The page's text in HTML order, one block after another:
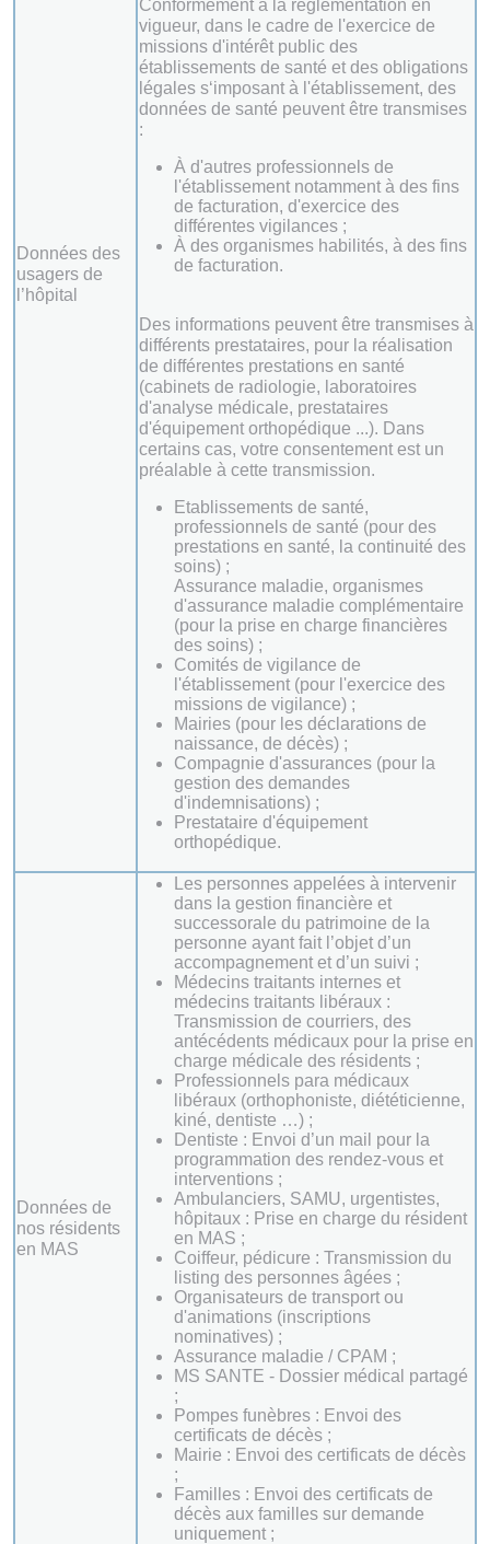
Données des
usagers de
l’hôpital
Conformément à la réglementation en
vigueur, dans le cadre de l'exercice de
missions d'intérêt public des
établissements de santé et des obligations
légales s‘imposant à l'établissement, des
données de santé peuvent être transmises
:
À d'autres professionnels de
l'établissement notamment à des fins
de facturation, d'exercice des
différentes vigilances ;
À des organismes habilités, à des fins
de facturation.
Des informations peuvent être transmises à
différents prestataires, pour la réalisation
de différentes prestations en santé
(cabinets de radiologie, laboratoires
d'analyse médicale, prestataires
d'équipement orthopédique ...). Dans
certains cas, votre consentement est un
préalable à cette transmission.
Etablissements de santé,
professionnels de santé (pour des
prestations en santé, la continuité des
soins) ;
Assurance maladie, organismes
d'assurance maladie complémentaire
(pour la prise en charge financières
des soins) ;
Comités de vigilance de
l'établissement (pour l'exercice des
missions de vigilance) ;
Mairies (pour les déclarations de
naissance, de décès) ;
Compagnie d'assurances (pour la
gestion des demandes
d'indemnisations) ;
Prestataire d'équipement
orthopédique.
Données de
nos résidents
en MAS
Les personnes appelées à intervenir
dans la gestion financière et
successorale du patrimoine de la
personne ayant fait l’objet d’un
accompagnement et d’un suivi ;
Médecins traitants internes et
médecins traitants libéraux :
Transmission de courriers, des
antécédents médicaux pour la prise en
charge médicale des résidents ;
Professionnels para médicaux
libéraux (orthophoniste, diététicienne,
kiné, dentiste …) ;
Dentiste : Envoi d’un mail pour la
programmation des rendez-vous et
interventions ;
Ambulanciers, SAMU, urgentistes,
hôpitaux : Prise en charge du résident
en MAS ;
Coiffeur, pédicure : Transmission du
listing des personnes âgées ;
Organisateurs de transport ou
d'animations (inscriptions
nominatives) ;
Assurance maladie / CPAM ;
MS SANTE - Dossier médical partagé
;
Pompes funèbres : Envoi des
certificats de décès ;
Mairie : Envoi des certificats de décès
;
Familles : Envoi des certificats de
décès aux familles sur demande
uniquement ;